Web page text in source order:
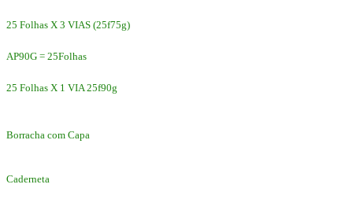
25 Folhas X 3 VIAS (25f75g)
AP90G = 25Folhas
25 Folhas X 1 VIA 25f90g
Borracha com Capa
Caderneta